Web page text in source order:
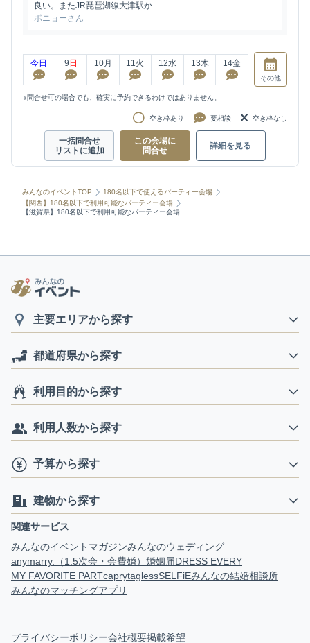
良い。またJR琵琶湖線大津駅か...
ポニョーさん
今日 9 日 10月 11火 12水 13木 14金
その他
※問合せ可の場合でも、確実に予約できるわけではありません。
空き枠あり 要相談 空き枠なし
一括問合せ
リストに追加
この会場に
問合せ
詳細を見る
みんなのイベントTOP
180名以下で使えるパーティー会場
【関西】180名以下で利用可能なパーティー会場
【滋賀県】180名以下で利用可能なパーティー会場
主要エリアから探す
都道府県から探す
利用目的から探す
利用人数から探す
予算から探す
建物から探す
関連サービス
みんなのイベントマガジンみんなのウェディング
anymarry.（1.5次会・会費婚） 婚姻届DRESS EVERY
MY FAVORITE PARTcaprytaglessSELFiEみんなの結婚相談所
みんなのマッチングアプリ
プライバシーポリシー会社概要掲載希望